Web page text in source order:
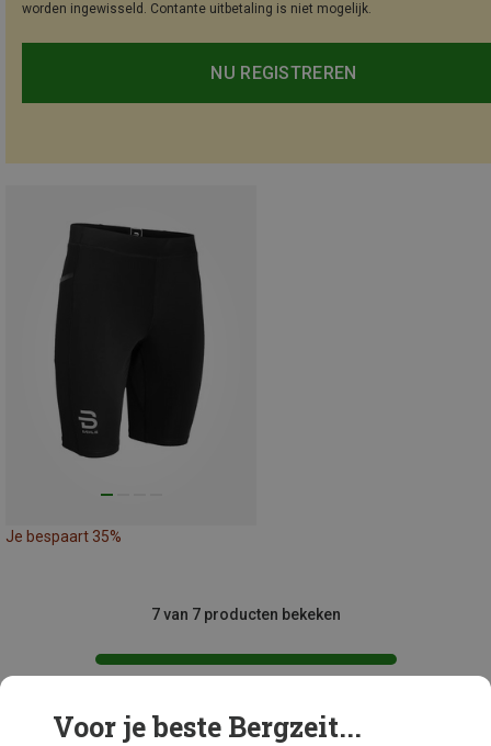
worden ingewisseld. Contante uitbetaling is niet mogelijk.
NU REGISTREREN
Je bespaart 35%
7 van 7 producten bekeken
Voor je beste Bergzeit...